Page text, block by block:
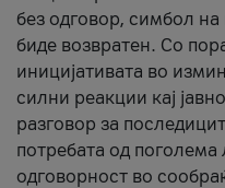
без одговор, симбол
биде возвратен. Со
иницијативата во
силни реакции кај
разговор за
потребата од
одговорност во